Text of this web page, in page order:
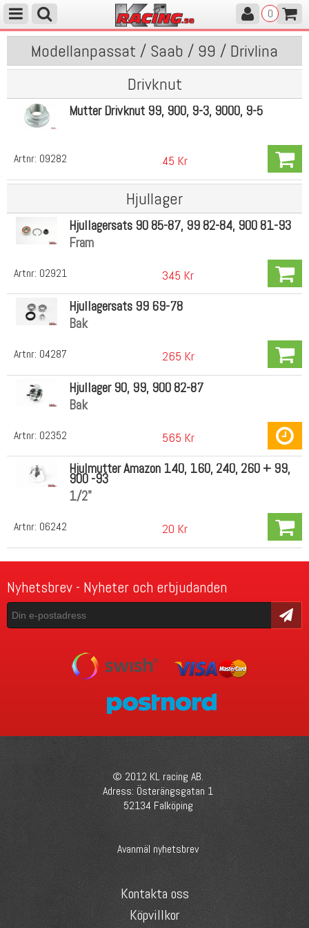
0
Modellanpassat / Saab / 99 / Drivlina
Drivknut
Artnr: 09282
Mutter Drivknut 99, 900, 9-3, 9000, 9-5
45 Kr
Hjullager
Artnr: 02921
Hjullagersats 90 85-87, 99 82-84, 900 81-93
Fram
345 Kr
Artnr: 04287
Hjullagersats 99 69-78
Bak
265 Kr
Artnr: 02352
Hjullager 90, 99, 900 82-87
Bak
565 Kr
Artnr: 06242
Hjulmutter Amazon 140, 160, 240, 260 + 99,
900 -93
1/2"
20 Kr
Nyhetsbrev - Nyheter och erbjudanden
Skicka
© 2012 KL racing AB.
Adress: Österängsgatan 1
52134 Falköping
Avanmäl nyhetsbrev
Kontakta oss
Köpvillkor